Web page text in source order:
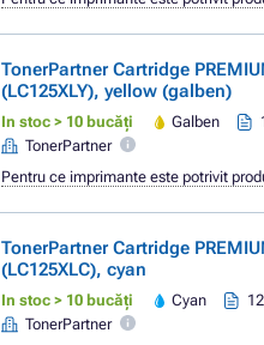
TonerPartner Cartridge
(LC125XLY), yellow (galben)
In stoc > 10 bucăți Galben
TonerPartner
Pentru ce imprimante este potrivit
TonerPartner Cartridge
(LC125XLC), cyan
In stoc > 10 bucăți Cyan
TonerPartner